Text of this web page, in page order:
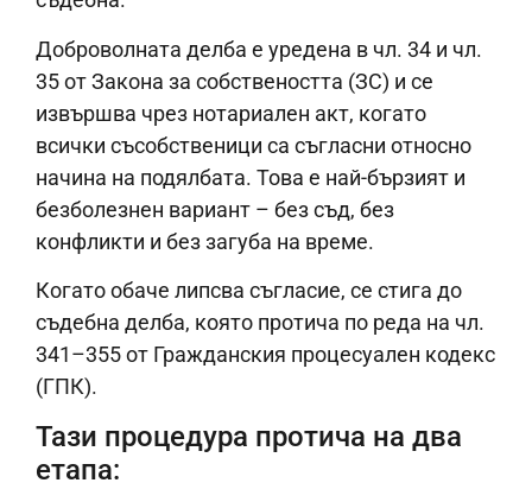
Доброволната делба е уредена в чл. 34 и чл.
35 от Закона за собствеността (ЗС) и се
извършва чрез нотариален акт, когато
всички съсобственици са съгласни относно
начина на подялбата. Това е най-бързият и
безболезнен вариант – без съд, без
конфликти и без загуба на време.
Когато обаче липсва съгласие, се стига до
съдебна делба, която протича по реда на чл.
341–355 от Гражданския процесуален кодекс
(ГПК).
Тази процедура протича на два
етапа: